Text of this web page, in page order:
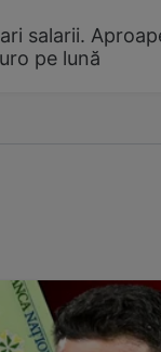
salarii.
pe lună